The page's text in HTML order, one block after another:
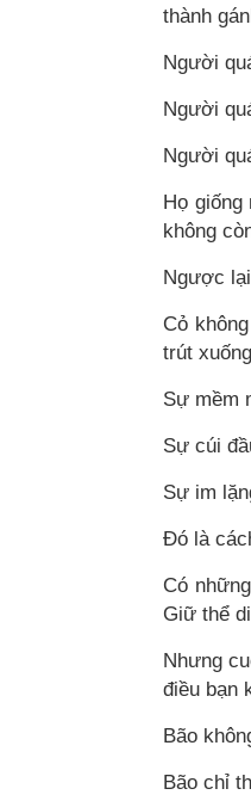
thành
Người
Người
Người
Họ
không
Ngược
Cỏ
trút
Sự mềm
Sự cúi
Sự im
Đó là
Có
Giữ thể
Nhưng
điều bạn
Bão
Bão chỉ